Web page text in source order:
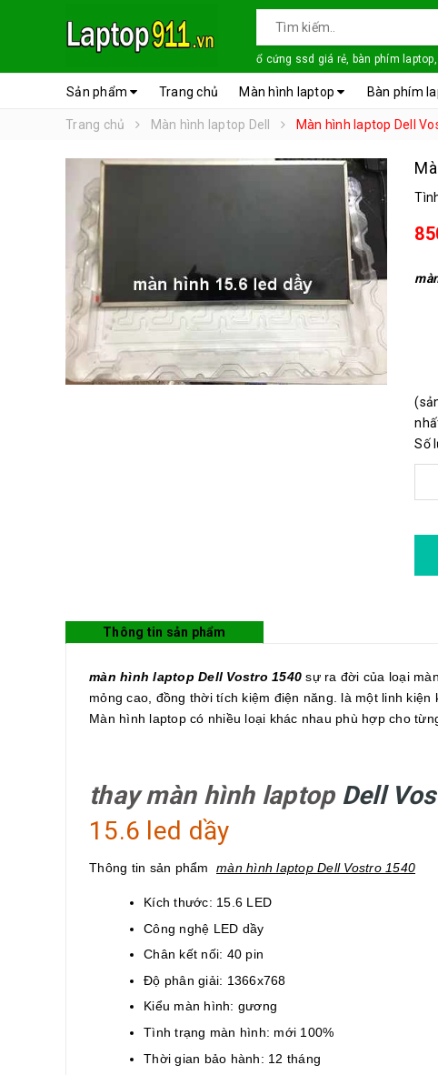
ổ cứng ssd giá rẻ, bàn phím
Sản phẩm Trang chủ Màn hình laptop Bàn phím
Trang chủ Màn hình laptop Dell Màn hình laptop Dell
Số
Thông tin sản phẩm
màn hình laptop Dell Vostro 1540 sự ra đời của loại
mỏng cao, đồng thời tích kiệm điện năng. là một linh
Màn hình laptop có nhiều loại khác nhau phù hợp cho
thay màn hình laptopDell
15.6 led dầy
Thông tin sản phẩm màn hình laptop Dell Vostro 1540
Kích thước: 15.6 LED
Công nghệ LED dầy
Chân kết nối: 40 pin
Độ phân giải: 1366x768
Kiểu màn hình: gương
Tình trạng màn hình: mới 100%
Thời gian bảo hành: 12 tháng